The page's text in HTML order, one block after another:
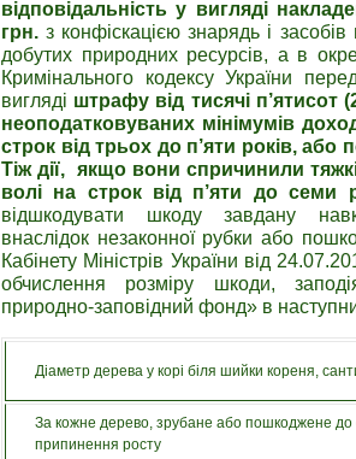
відповідальність у вигляді
грн.з конфіскацією знарядь і
добутих природних ресурсів, а в
Кримінального кодексу України
вигляді штрафу від тисячі п’ятисот
неоподатковуваних мінімумів
строк від трьох до п’яти років,
Тіж дії, якщо вони спричинили
волі на строк від п’яти до семи
відшкодувати шкоду завдану
внаслідок незаконної рубки або
Кабінету Міністрів України від
обчислення розміру шкоди,
природно-заповідний фонд» в
Діаметр дерева у корі біля шийки кореня,
За кожне дерево, зрубане або пошкоджене до
припинення росту